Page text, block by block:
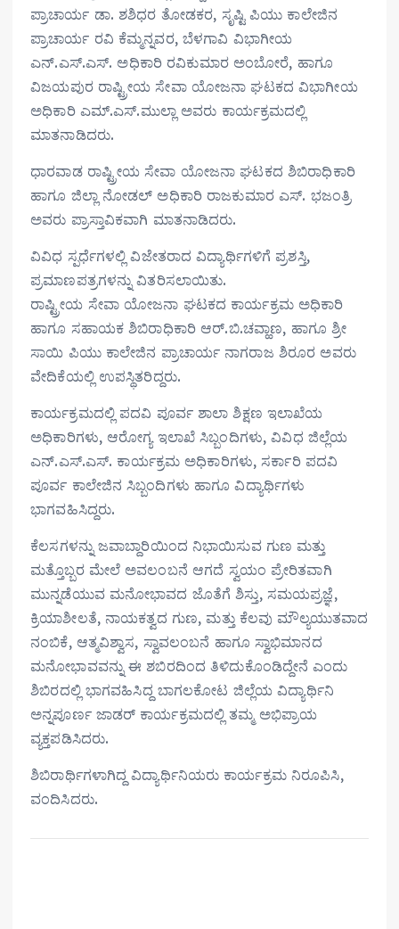
ಪ್ರಾಚಾರ್ಯ ಡಾ. ಶಶಿಧರ ತೋಡಕರ, ಸೃಷ್ಟಿ ಪಿಯು ಕಾಲೇಜಿನ
ಪ್ರಾಚಾರ್ಯ ರವಿ ಕೆಮ್ಮನ್ನವರ, ಬೆಳಗಾವಿ ವಿಭಾಗೀಯ
ಎನ್.ಎಸ್.ಎಸ್. ಅಧಿಕಾರಿ ರವಿಕುಮಾರ ಅಂಬೋರೆ, ಹಾಗೂ
ವಿಜಯಪುರ ರಾಷ್ಟ್ರೀಯ ಸೇವಾ ಯೋಜನಾ ಘಟಕದ ವಿಭಾಗೀಯ
ಅಧಿಕಾರಿ ಎಮ್.ಎಸ್.ಮುಲ್ಲಾ ಅವರು ಕಾರ್ಯಕ್ರಮದಲ್ಲಿ
ಮಾತನಾಡಿದರು.
ಧಾರವಾಡ ರಾಷ್ಟ್ರೀಯ ಸೇವಾ ಯೋಜನಾ ಘಟಕದ ಶಿಬಿರಾಧಿಕಾರಿ
ಹಾಗೂ ಜಿಲ್ಲಾ ನೋಡಲ್ ಅಧಿಕಾರಿ ರಾಜಕುಮಾರ ಎಸ್. ಭಜಂತ್ರಿ
ಅವರು ಪ್ರಾಸ್ತಾವಿಕವಾಗಿ ಮಾತನಾಡಿದರು.
ವಿವಿಧ ಸ್ಪರ್ಧೆಗಳಲ್ಲಿ ವಿಜೇತರಾದ ವಿದ್ಯಾರ್ಥಿಗಳಿಗೆ ಪ್ರಶಸ್ತಿ,
ಪ್ರಮಾಣಪತ್ರಗಳನ್ನು ವಿತರಿಸಲಾಯಿತು.
ರಾಷ್ಟ್ರೀಯ ಸೇವಾ ಯೋಜನಾ ಘಟಕದ ಕಾರ್ಯಕ್ರಮ ಅಧಿಕಾರಿ
ಹಾಗೂ ಸಹಾಯಕ ಶಿಬಿರಾಧಿಕಾರಿ ಆರ್.ಬಿ.ಚವ್ಹಾಣ, ಹಾಗೂ ಶ್ರೀ
ಸಾಯಿ ಪಿಯು ಕಾಲೇಜಿನ ಪ್ರಾಚಾರ್ಯ ನಾಗರಾಜ ಶಿರೂರ ಅವರು
ವೇದಿಕೆಯಲ್ಲಿ ಉಪಸ್ಥಿತರಿದ್ದರು.
ಕಾರ್ಯಕ್ರಮದಲ್ಲಿ ಪದವಿ ಪೂರ್ವ ಶಾಲಾ ಶಿಕ್ಷಣ ಇಲಾಖೆಯ
ಅಧಿಕಾರಿಗಳು, ಆರೋಗ್ಯ ಇಲಾಖೆ ಸಿಬ್ಬಂದಿಗಳು, ವಿವಿಧ ಜಿಲ್ಲೆಯ
ಎನ್.ಎಸ್.ಎಸ್. ಕಾರ್ಯಕ್ರಮ ಅಧಿಕಾರಿಗಳು, ಸರ್ಕಾರಿ ಪದವಿ
ಪೂರ್ವ ಕಾಲೇಜಿನ ಸಿಬ್ಬಂದಿಗಳು ಹಾಗೂ ವಿದ್ಯಾರ್ಥಿಗಳು
ಭಾಗವಹಿಸಿದ್ದರು.
ಕೆಲಸಗಳನ್ನು ಜವಾಬ್ದಾರಿಯಿಂದ ನಿಭಾಯಿಸುವ ಗುಣ ಮತ್ತು
ಮತ್ತೊಬ್ಬರ ಮೇಲೆ ಅವಲಂಬನೆ ಆಗದೆ ಸ್ವಯಂ ಪ್ರೇರಿತವಾಗಿ
ಮುನ್ನಡೆಯುವ ಮನೋಭಾವದ ಜೊತೆಗೆ ಶಿಸ್ತು, ಸಮಯಪ್ರಜ್ಞೆ,
ಕ್ರಿಯಾಶೀಲತೆ, ನಾಯಕತ್ವದ ಗುಣ, ಮತ್ತು ಕೆಲವು ಮೌಲ್ಯಯುತವಾದ
ನಂಬಿಕೆ, ಆತ್ಮವಿಶ್ವಾಸ, ಸ್ವಾವಲಂಬನೆ ಹಾಗೂ ಸ್ವಾಭಿಮಾನದ
ಮನೋಭಾವವನ್ನು ಈ ಶಬಿರದಿಂದ ತಿಳಿದುಕೊಂಡಿದ್ದೇನೆ ಎಂದು
ಶಿಬಿರದಲ್ಲಿ ಭಾಗವಹಿಸಿದ್ದ ಬಾಗಲಕೋಟ ಜಿಲ್ಲೆಯ ವಿದ್ಯಾರ್ಥಿನಿ
ಅನ್ನಪೂರ್ಣ ಜಾಡರ್ ಕಾರ್ಯಕ್ರಮದಲ್ಲಿ ತಮ್ಮ ಅಭಿಪ್ರಾಯ
ವ್ಯಕ್ತಪಡಿಸಿದರು.
ಶಿಬಿರಾರ್ಥಿಗಳಾಗಿದ್ದ ವಿದ್ಯಾರ್ಥಿನಿಯರು ಕಾರ್ಯಕ್ರಮ ನಿರೂಪಿಸಿ,
ವಂದಿಸಿದರು.